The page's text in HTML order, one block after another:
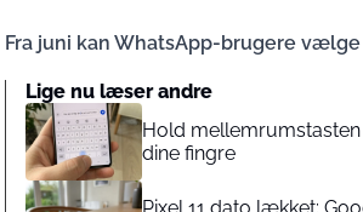
Fra juni kan WhatsApp-brugere
Lige nu læser andre
Hold
dine fingre
Pixel 11 dato lækket: